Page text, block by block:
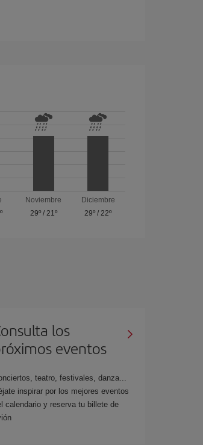
Noviembre
29º/ 21º
Diciembre
29º / 22º
los
eventos
teatro, festivales, danza...
inspirar por los mejores eventos
calendario y reserva tu billete de